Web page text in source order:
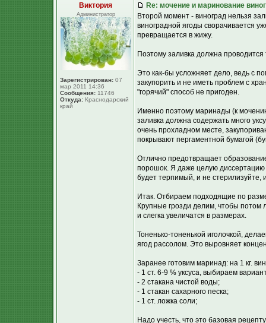
Виктория
Администратор
Зарегистрирован: 07
мар 2011 14:36
Сообщения: 11746
Откуда: Краснодарский
край
Re: мочение и маринование
Второй момент - виноград нельзя
виноградной ягоды сворачивается
превращается в жижу.
Поэтому заливка должна
Это как-бы усложняет дело, ведь с
закупорить и не иметь проблем с
"горячий" способ не пригоден.
Именно поэтому маринады (к
заливка должна содержать много
очень прохладном месте,
покрывают пергаментной бумагой
Отлично предотвращает
порошок. Я даже целую диссертацию
будет терпимый, и не стерилизуйте,
Итак. Отбираем подходящие по
Крупные грозди делим, чтобы потом
и слегка увеличатся в размерах.
Тоненько-тоненькой иголочкой,
ягод рассолом. Это выровняет
Заранее готовим маринад: на 1 кг.
- 1 ст. 6-9 % уксуса, выбираем
- 2 стакана чистой воды;
- 1 стакан сахарного песка;
- 1 ст. ложка соли;
Надо учесть, что это базовая